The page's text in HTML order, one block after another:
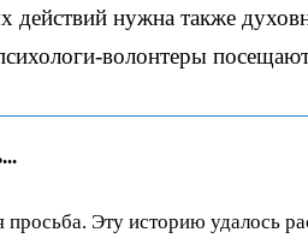
действий нужна также
волонтеры
Эту историю удалось